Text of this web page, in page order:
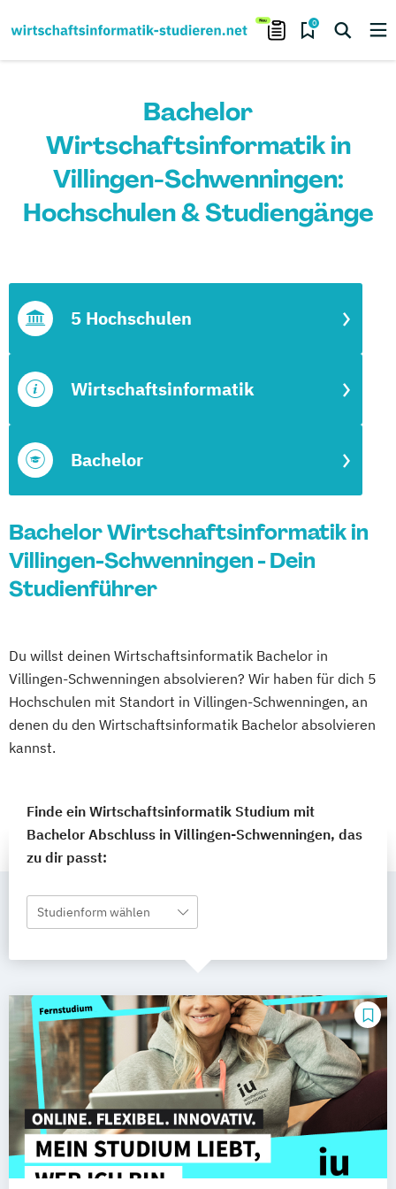
0
Bachelor
Wirtschaftsinformatik in
Villingen-Schwenningen:
Hochschulen & Studiengänge
Bachelor
Wirtschaftsinformatik
5 Hochschulen
Bachelor Wirtschaftsinformatik in
Villingen-Schwenningen - Dein
Studienführer
Du willst deinen Wirtschaftsinformatik Bachelor in
Villingen-Schwenningen absolvieren? Wir haben für dich 5
Hochschulen mit Standort in Villingen-Schwenningen, an
denen du den Wirtschaftsinformatik Bachelor absolvieren
kannst.
Finde ein Wirtschaftsinformatik Studium mit
Bachelor Abschluss in Villingen-Schwenningen, das
zu dir passt:
Studienform wählen